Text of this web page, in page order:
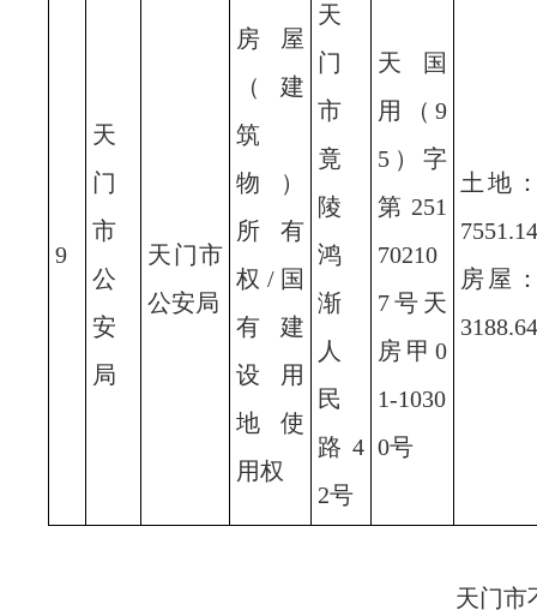
9
天
门
市
公
安
局
天门市
公安局
房屋
（建
筑
物）
所有
权/国
有建
设用
地使
用权
天
门
市
竟
陵
鸿
渐
人
民
路4
2号
天国
用（9
5）字
第251
70210
7号天
房甲0
1-1030
0号
土地
7551.14
房屋
3188.64
天门市